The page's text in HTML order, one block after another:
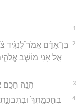
1
2
בֶּן־אָדָ֡ם אֱמֹר֩ לִנְגִ֨יד
אֵ֣ל אָ֔נִי מוֹשַׁ֧ב
3 הִנֵּ֥ה חָכָ֛ם
4 בְּחָכְמָֽתְךָ֙